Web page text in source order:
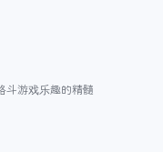
斗游戏乐趣的精髓